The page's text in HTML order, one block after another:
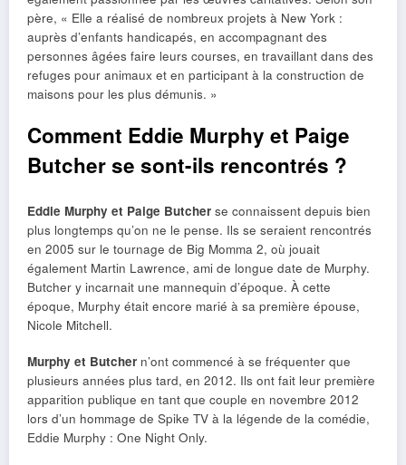
père, « Elle a réalisé de nombreux projets à New York :
auprès d’enfants handicapés, en accompagnant des
personnes âgées faire leurs courses, en travaillant dans des
refuges pour animaux et en participant à la construction de
maisons pour les plus démunis. »
Comment Eddie Murphy et Paige
Butcher se sont-ils rencontrés ?
Eddie Murphy et Paige Butcher se connaissent depuis bien
plus longtemps qu’on ne le pense. Ils se seraient rencontrés
en 2005 sur le tournage de Big Momma 2, où jouait
également Martin Lawrence, ami de longue date de Murphy.
Butcher y incarnait une mannequin d’époque. À cette
époque, Murphy était encore marié à sa première épouse,
Nicole Mitchell.
Murphy et Butcher n’ont commencé à se fréquenter que
plusieurs années plus tard, en 2012. Ils ont fait leur première
apparition publique en tant que couple en novembre 2012
lors d’un hommage de Spike TV à la légende de la comédie,
Eddie Murphy : One Night Only.